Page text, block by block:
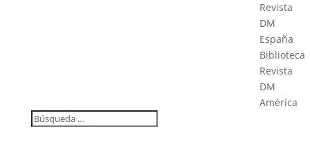
Revista
DM
España
Biblioteca
Revista
DM
América